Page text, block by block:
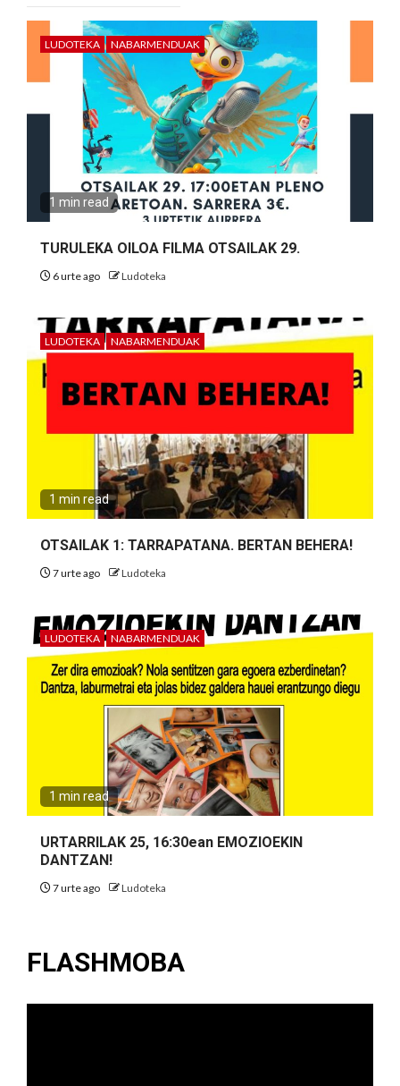
LUDOTEKA NABARMENDUAK
1 min read
TURULEKA OILOA FILMA OTSAILAK 29.
6 urte ago Ludoteka
LUDOTEKA NABARMENDUAK
1 min read
OTSAILAK 1: TARRAPATANA. BERTAN BEHERA!
7 urte ago Ludoteka
LUDOTEKA NABARMENDUAK
1 min read
URTARRILAK 25, 16:30ean EMOZIOEKIN
DANTZAN!
7 urte ago Ludoteka
FLASHMOBA